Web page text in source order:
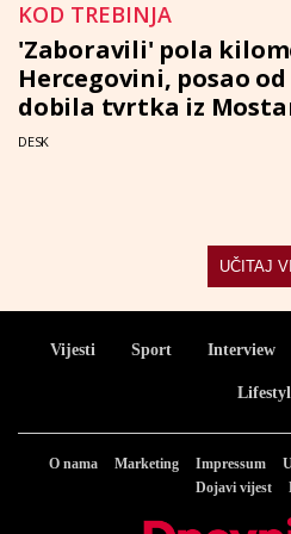
KOD TREBINJA
'Zaboravili' pola
Hercegovini, posao
dobila tvrtka iz
DESK
UČITAJ
Vijesti Sport Interview
O nama Marketing Impressum
Dojavi vijest